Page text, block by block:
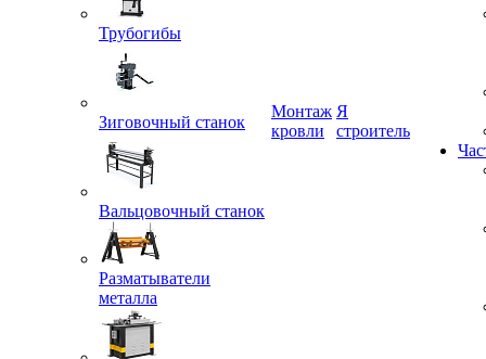
Трубогибы
Зиговочный станок
Вальцовочный станок
Разматыватели
металла
Монтаж
кровли
Я
строитель